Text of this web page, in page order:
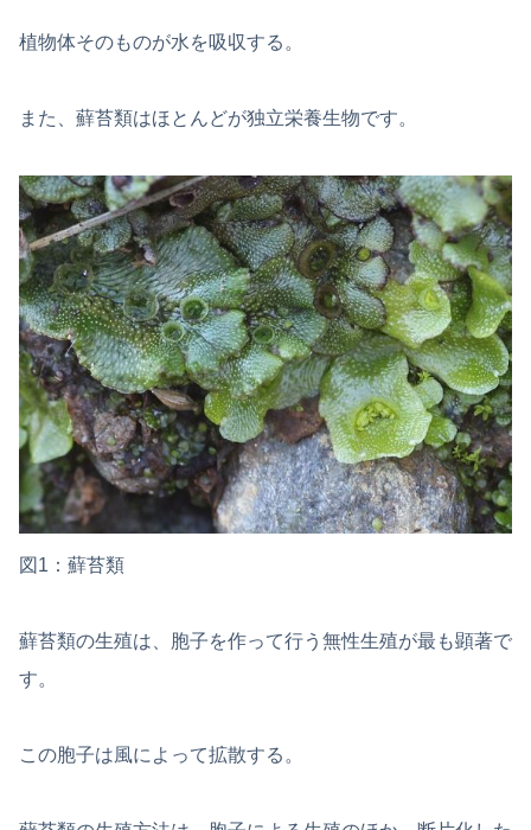
植物体そのものが水を吸収する。
また、蘚苔類はほとんどが独立栄養生物です。
図1：蘚苔類
蘚苔類の生殖は、胞子を作って行う無性生殖が最も顕著で
す。
この胞子は風によって拡散する。